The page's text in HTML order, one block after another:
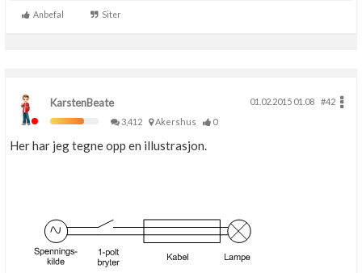
Anbefal Siter
KarstenBeate 01.02.2015 01.08
#42
3,412
Akershus 0
Her har jeg tegne opp en illustrasjon.